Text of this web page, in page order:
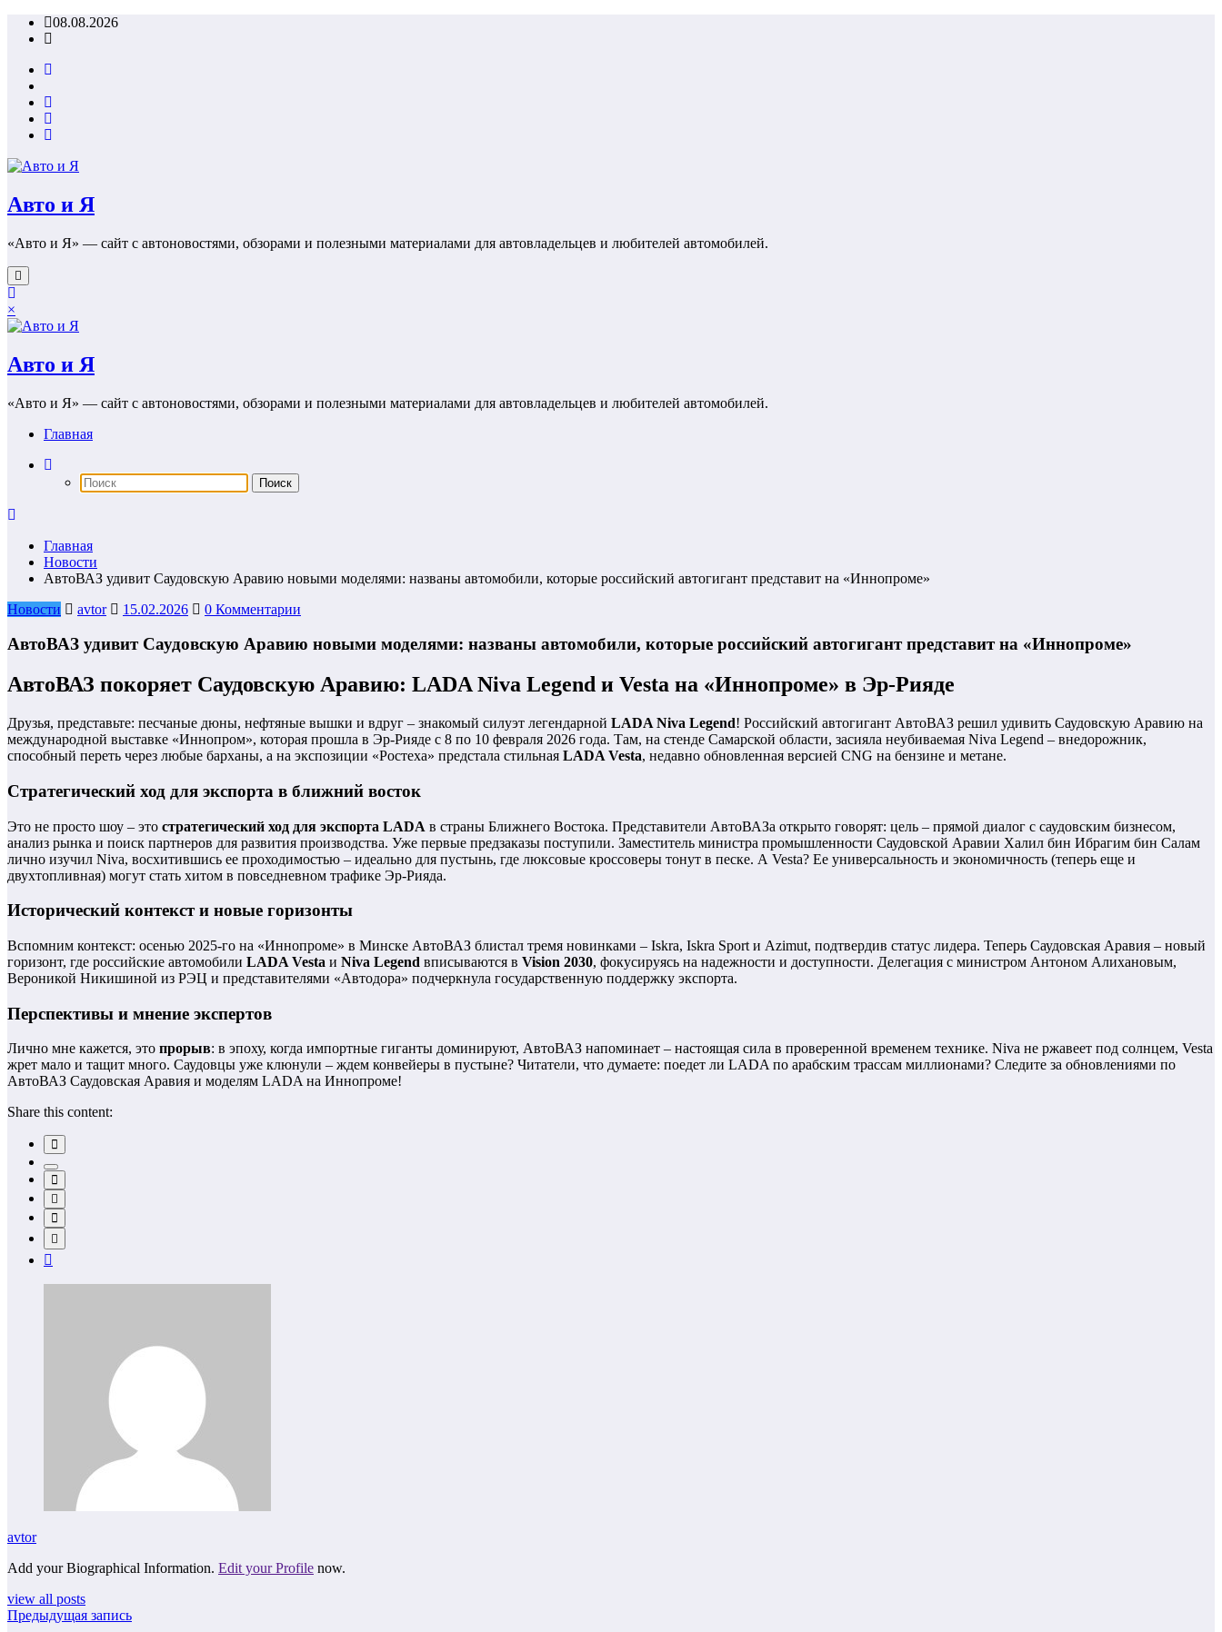
Перейти08.08.2026
Авто и Я
«Авто и Я» — сайт с автоновостями, обзорами и полезными материалами для автовладельцев и любителей автомобилей.
×
Авто и Я
«Авто и Я» — сайт с автоновостями, обзорами и полезными материалами для автовладельцев и любителей автомобилей.
Главная
Главная
Новости
АвтоВАЗ удивит Саудовскую Аравию новыми моделями: названы автомобили, которые российский автогигант представит на «Иннопроме»
Новости
avtor 15.02.2026 0 Комментарии
АвтоВАЗ удивит Саудовскую Аравию новыми моделями: названы автомобили, которые российский автогигант представит на «Иннопроме»
АвтоВАЗ покоряет Саудовскую Аравию: LADA Niva Legend и Vesta на «Иннопроме» в Эр-Рияде
Друзья, представьте: песчаные дюны, нефтяные вышки и вдруг – знакомый силуэт легендарной LADA Niva Legend! Российский автогигант АвтоВАЗ решил удивить Саудовскую Аравию на
международной выставке «Иннопром», которая прошла в Эр-Рияде с 8 по 10 февраля 2026 года. Там, на стенде Самарской области, засияла неубиваемая Niva Legend – внедорожник,
способный переть через любые барханы, а на экспозиции «Ростеха» предстала стильная LADA Vesta, недавно обновленная версией CNG на бензине и метане.
Стратегический ход для экспорта в ближний восток
Это не просто шоу – это стратегический ход для экспорта LADA в страны Ближнего Востока. Представители АвтоВАЗа открыто говорят: цель – прямой диалог с саудовским бизнесом,
анализ рынка и поиск партнеров для развития производства. Уже первые предзаказы поступили. Заместитель министра промышленности Саудовской Аравии Халил бин Ибрагим бин Салам
лично изучил Niva, восхитившись ее проходимостью – идеально для пустынь, где люксовые кроссоверы тонут в песке. А Vesta? Ее универсальность и экономичность (теперь еще и
двухтопливная) могут стать хитом в повседневном трафике Эр-Рияда.
Исторический контекст и новые горизонты
Вспомним контекст: осенью 2025-го на «Иннопроме» в Минске АвтоВАЗ блистал тремя новинками – Iskra, Iskra Sport и Azimut, подтвердив статус лидера. Теперь Саудовская Аравия – новый
горизонт, где российские автомобили LADA Vesta и Niva Legend вписываются в Vision 2030, фокусируясь на надежности и доступности. Делегация с министром Антоном Алихановым,
Вероникой Никишиной из РЭЦ и представителями «Автодора» подчеркнула государственную поддержку экспорта.
Перспективы и мнение экспертов
Лично мне кажется, это прорыв: в эпоху, когда импортные гиганты доминируют, АвтоВАЗ напоминает – настоящая сила в проверенной временем технике. Niva не ржавеет под солнцем, Vesta
жрет мало и тащит много. Саудовцы уже клюнули – ждем конвейеры в пустыне? Читатели, что думаете: поедет ли LADA по арабским трассам миллионами? Следите за обновлениями по
АвтоВАЗ Саудовская Аравия и моделям LADA на Иннопроме!
Share this content:
avtor
Add your Biographical Information. Edit your Profile now.
view all posts
Предыдущая запись